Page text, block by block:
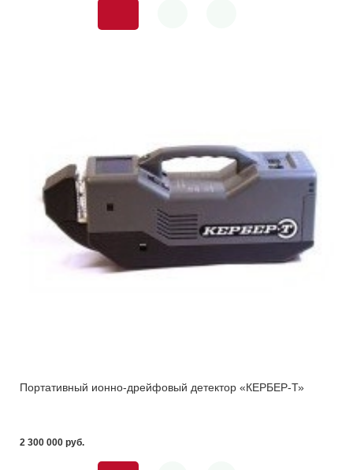
Портативный ионно-дрейфовый детектор «КЕРБЕР-Т»
2 300 000 pуб.